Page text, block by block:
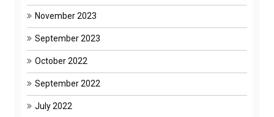
November 2023
September 2023
October 2022
September 2022
July 2022